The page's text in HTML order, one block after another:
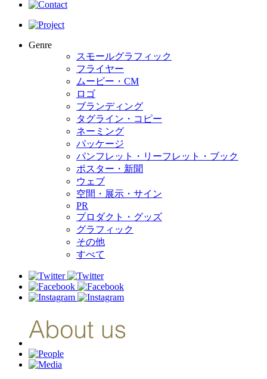
Genre
スモールグラフィック
フライヤー
ムービー・CM
ロゴ
ブランディング
タグライン・コピー
ネーミング
パッケージ
パンフレット・リーフレット・ブック
ポスター・新聞
ウェブ
空間・展示・サイン
PR
プロダクト・グッズ
グラフィック
その他
すべて